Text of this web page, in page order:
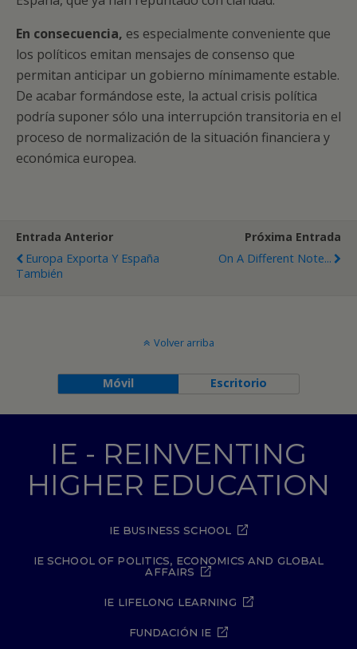
En consecuencia, es especialmente conveniente que
los políticos emitan mensajes de consenso que
permitan anticipar un gobierno mínimamente estable.
De acabar formándose este, la actual crisis política
podría suponer sólo una interrupción transitoria en el
proceso de normalización de la situación financiera y
económica europea.
Entrada Anterior
Europa Exporta Y España
También
Próxima Entrada
On A Different Note...
Volver arriba
Móvil Escritorio
IE - REINVENTING
HIGHER EDUCATION
IE BUSINESS SCHOOL
IE SCHOOL OF POLITICS, ECONOMICS AND GLOBAL
AFFAIRS
IE LIFELONG LEARNING
FUNDACIÓN IE